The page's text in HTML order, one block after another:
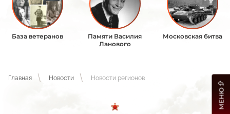
База ветеранов
Памяти Василия
Ланового
Московская битва
Главная Новости Новости регионов
МЕНЮ